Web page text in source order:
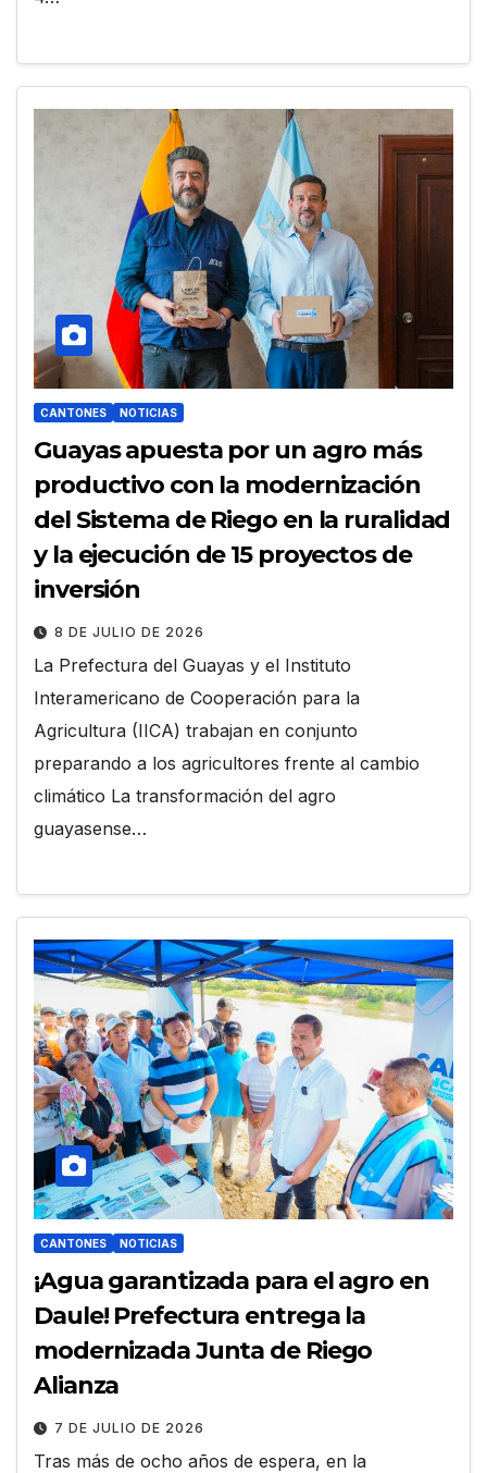
CANTONES NOTICIAS
Guayas apuesta por un agro más
productivo con la modernización
del Sistema de Riego en la ruralidad
y la ejecución de 15 proyectos de
inversión
8 DE JULIO DE 2026
La Prefectura del Guayas y el Instituto
Interamericano de Cooperación para la
Agricultura (IICA) trabajan en conjunto
preparando a los agricultores frente al cambio
climático La transformación del agro
guayasense…
CANTONES NOTICIAS
¡Agua garantizada para el agro en
Daule! Prefectura entrega la
modernizada Junta de Riego
Alianza
7 DE JULIO DE 2026
Tras más de ocho años de espera, en la